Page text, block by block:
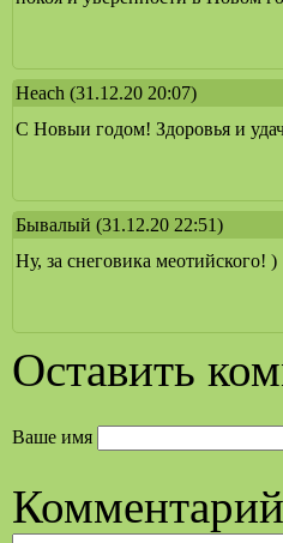
Heach (31.12.20 20:07)
С Новыи годом! Здоровья и
Бывалый (31.12.20 22:51)
Ну, за снеговика меотийского!
Оставить
Ваше имя
Комментарий